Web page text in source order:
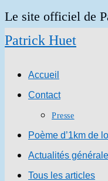
Skip
to
Le site officiel de
Patrick Huet
Accueil
Contact
Presse
Poème d’1km de
Actualités
Tous les articles